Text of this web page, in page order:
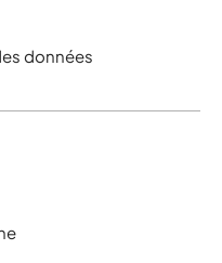
données